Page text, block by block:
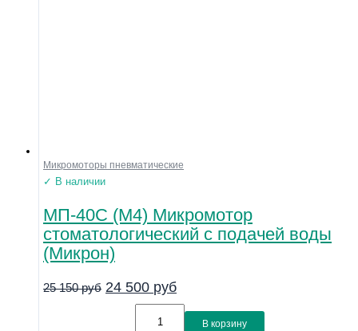
Микромоторы пневматические
✓ В наличии
МП-40С (М4) Микромотор
стоматологический с подачей воды
(Микрон)
25 150руб 24 500 руб
В корзину